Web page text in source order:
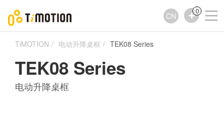
CN
0
TiMOTION 电动升降桌框 TEK08 Series
TEK08 Series
电动升降桌框